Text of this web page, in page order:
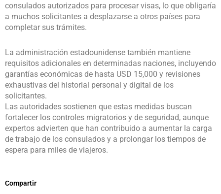
consulados autorizados para procesar visas, lo que obligaría
a muchos solicitantes a desplazarse a otros países para
completar sus trámites.
La administración estadounidense también mantiene
requisitos adicionales en determinadas naciones, incluyendo
garantías económicas de hasta USD 15,000 y revisiones
exhaustivas del historial personal y digital de los
solicitantes.
Las autoridades sostienen que estas medidas buscan
fortalecer los controles migratorios y de seguridad, aunque
expertos advierten que han contribuido a aumentar la carga
de trabajo de los consulados y a prolongar los tiempos de
espera para miles de viajeros.
Compartir